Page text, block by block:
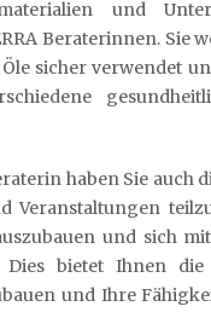
und
Beraterinnen. Sie
sicher verwendet
haben Sie auch
Veranstaltungen
und sich
Dies bietet Ihnen
und Ihre